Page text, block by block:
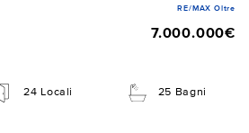
RE/MAX Oltre
7.000.000€
24 Locali 25 Bagni